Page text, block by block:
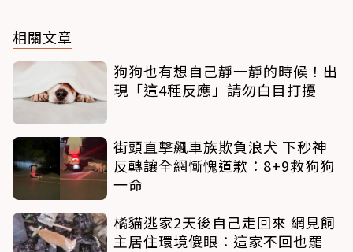
相關文章
狗狗也有想自己靜一靜的時候！出
現「這4種反應」請勿白目打擾
街頭直擊飆車族欺負浪犬 下秒神
反轉讓全網慚愧道歉：8+9救狗狗
一命
橘貓逃家2天後自己走回來 網見飼
主居住環境傻眼：這家不回也罷